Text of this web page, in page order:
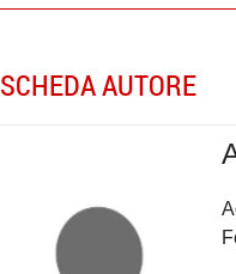
SCHEDA AUTORE